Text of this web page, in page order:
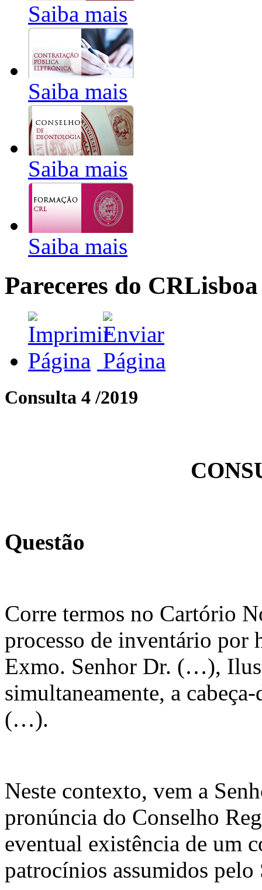
Saiba mais
Saiba mais
Saiba mais
Saiba mais
Pareceres do CRLisboa
Consulta 4 /2019
Questão
Corre termos no Cartório
processo de inventário por
Exmo. Senhor Dr. (…),
simultaneamente, a
(…).
Neste contexto, vem a
pronúncia do Conselho
eventual existência de um
patrocínios assumidos